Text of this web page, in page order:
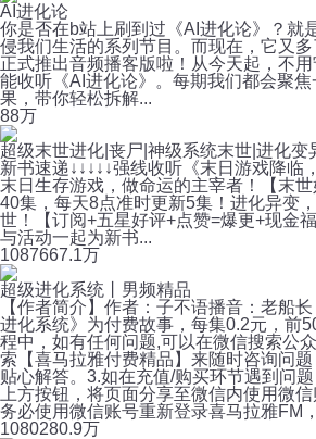
AI进化论
你是否在b站上刷到过《AI进化论》？就
侵我们生活的系列节目。而现在，它又
正式推出音频播客版啦！从今天起，不
能收听《AI进化论》。每期我们都会聚
果，带你轻松拆解...
88万
超级末世进化|丧尸|神级系统末世|进化变
新书速递↓↓↓↓↓强线收听《末日游戏降临
末日生存游戏，做命运的主宰者！【末
40集，每天8点准时更新5集！进化异变
世！【订阅+五星好评+点赞=爆更+现金
与活动一起为新书...
1087667.1万
超级进化系统丨男频精品
【作者简介】作者：子不语播音：老船
进化系统》为付费故事，每集0.2元，前
程中，如有任何问题,可以在微信搜索公
索【喜马拉雅付费精品】来随时咨询问
贴心解答。3.如在充值/购买环节遇到问
上方按钮，将页面分享至微信内使用微
务必使用微信账号重新登录喜马拉雅FM
1080280.9万